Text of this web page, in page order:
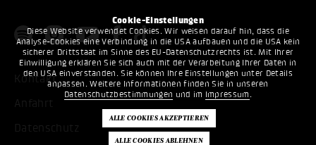
Cookie-Einstellungen
Diese Website verwendet Cookies. Wir weisen darauf hin, dass die
Analyse-Cookies eine Verbindung in die USA aufbauen und die USA kein
sicherer Drittstaat im Sinne des EU-Datenschutzrechts ist. Mit Ihrer
Einwilligung erklären Sie sich auch mit der Verarbeitung Ihrer Daten in
den USA einverstanden. Sie können Ihre Einstellungen unter Details
anpassen. Weitere Informationen finden Sie in unseren
Datenschutzbestimmungen und im Impressum .
Kontakt
Anfahrt
Datenschutz